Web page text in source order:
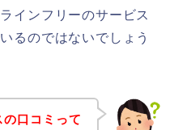
インフリーのサービス
るのではないでしょう
口コミって